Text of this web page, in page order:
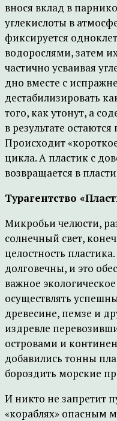
внося вклад в
углекислоты в
фиксируется
водорослями, затем
частично усваивая
дно вместе с
дестабилизировать
того, как утонут, а
в результате
Происходит
цикла. А пластик с
возвращается в
Турагентство
Микробьи челюсти,
солнечный свет,
целостность
долговечны, и это
важное
осуществлять
древесине, пемзе и
издревле
островами и
добавились тонны
бороздить морские
И никто не запретит
«кораблях» опасным